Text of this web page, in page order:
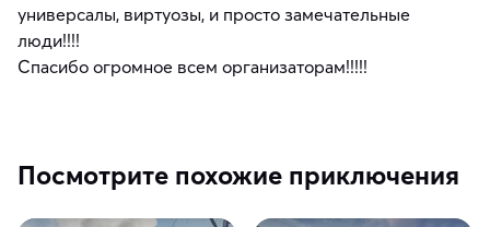
универсалы, виртуозы, и просто замечательные
люди!!!!
Спасибо огромное всем организаторам!!!!!
Посмотрите похожие приключения